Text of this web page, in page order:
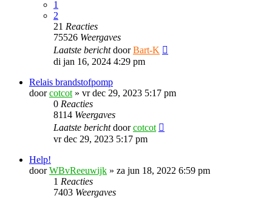
1
2
21 Reacties
75526 Weergaves
Laatste berichtdoorBart-K
di jan 16, 2024 4:29 pm
Relais brandstofpomp
doorcotcot » vr dec 29, 2023 5:17 pm
0 Reacties
8114 Weergaves
Laatste berichtdoorcotcot
vr dec 29, 2023 5:17 pm
Help!
doorWBvReeuwijk » za jun 18, 2022 6:59 pm
1 Reacties
7403 Weergaves